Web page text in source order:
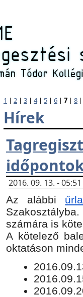
1 | 2 | 3 | 4| 5 | 6 | 7 | 8
Hírek
2016. 09. 13. -
Az alábbi
számára is
​A kötelező
oktatáson